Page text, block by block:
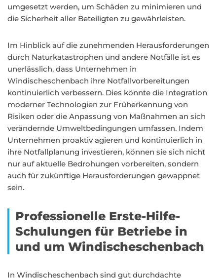
umgesetzt werden, um Schäden zu minimieren und
die Sicherheit aller Beteiligten zu gewährleisten.
Im Hinblick auf die zunehmenden Herausforderungen
durch Naturkatastrophen und andere Notfälle ist es
unerlässlich, dass Unternehmen in
Windischeschenbach ihre Notfallvorbereitungen
kontinuierlich verbessern. Dies könnte die Integration
moderner Technologien zur Früherkennung von
Risiken oder die Anpassung von Maßnahmen an sich
verändernde Umweltbedingungen umfassen. Indem
Unternehmen proaktiv agieren und kontinuierlich in
ihre Notfallplanung investieren, können sie sich nicht
nur auf aktuelle Bedrohungen vorbereiten, sondern
auch für zukünftige Herausforderungen gewappnet
sein.
Professionelle Erste-Hilfe-
Schulungen für Betriebe in
und um Windischeschenbach
In Windischeschenbach sind gut durchdachte